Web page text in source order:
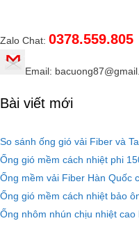
Zalo Chat: 0378.559.805
Email:
Bài viết mới
So sánh ống gió vải Fiber và
Ống gió mềm cách nhiệt phi
Ống mềm vải Fiber Hàn Quốc
Ống gió mềm cách nhiệt bảo
Ống nhôm nhún chịu nhiệt